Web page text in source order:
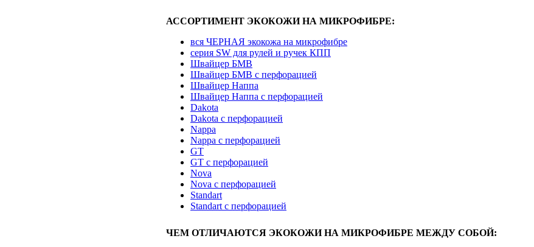
АССОРТИМЕНТ ЭКОКОЖИ НА МИКРОФИБРЕ:
вся ЧЕРНАЯ экокожа на микрофибре
серия SW для рулей и ручек КПП
Швайцер БМВ
Швайцер БМВ с перфорацией
Швайцер Наппа
Швайцер Наппа с перфорацией
Dakota
Dakota с перфорацией
Nappa
Nappa с перфорацией
GT
GT с перфорацией
Nova
Nova с перфорацией
Standart
Standart с перфорацией
ЧЕМ ОТЛИЧАЮТСЯ ЭКОКОЖИ НА МИКРОФИБРЕ МЕЖДУ СОБОЙ: